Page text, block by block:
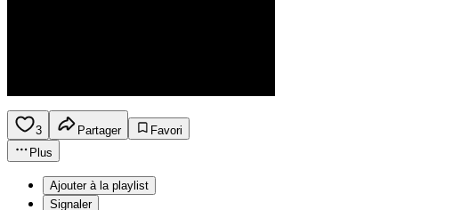
3 Partager
Favori
Plus
Ajouter à la playlist
Signaler